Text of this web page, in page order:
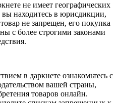
не имеет географических
находитесь в юрисдикции,
не запрещен, его покупка
с более строгими законами
в даркнете ознакомьтесь с
вашей страны,
товаров онлайн.